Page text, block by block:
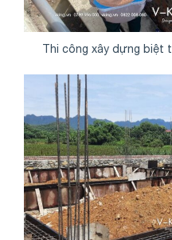
Thi công xây dựng biệt